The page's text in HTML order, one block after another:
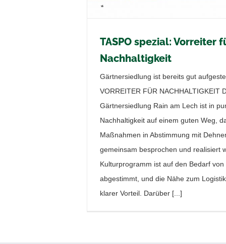
TASPO spezial: Vorreiter
Nachhaltigkeit
Gärtnersiedlung ist bereits gut
VORREITER FÜR NACHHALTIGKEIT
Gärtnersiedlung Rain am Lech ist in
Nachhaltigkeit auf einem guten Weg,
Maßnahmen in Abstimmung mit
gemeinsam besprochen und realisiert
Kulturprogramm ist auf den Bedarf von
abgestimmt, und die Nähe zum
klarer Vorteil. Darüber [...]